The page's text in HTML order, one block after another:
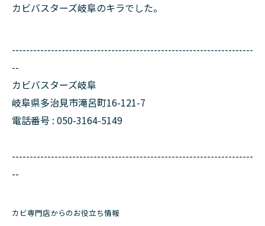
カビバスターズ岐阜のキラでした。
--------------------------------------------------------------------
--
カビバスターズ岐阜
岐阜県多治見市滝呂町16-121-7
電話番号 : 050-3164-5149
--------------------------------------------------------------------
--
カビ専門店からのお役立ち情報